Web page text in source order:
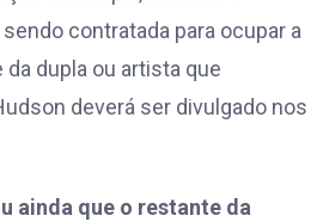
contratada para ocupar a
dupla ou artista que
deverá ser divulgado nos
ainda que o restante da